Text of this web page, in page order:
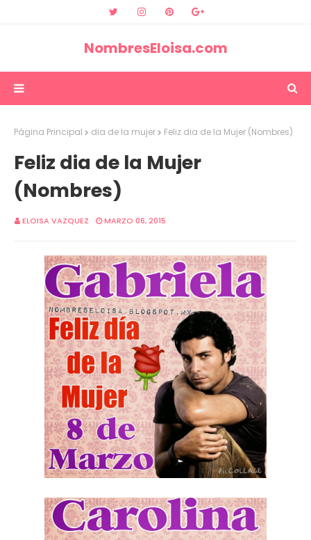
NombresEloisa.com
Página Principal dia de la mujer Feliz dia de la Mujer (Nombres)
Feliz dia de la Mujer
(Nombres)
ELOISA VAZQUEZ MARZO 06, 2015